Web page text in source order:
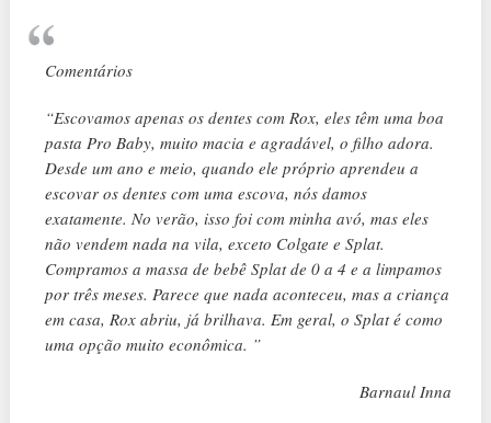
Comentários
“Escovamos apenas os dentes com Rox, eles têm uma boa
pasta Pro Baby, muito macia e agradável, o filho adora.
Desde um ano e meio, quando ele próprio aprendeu a
escovar os dentes com uma escova, nós damos
exatamente. No verão, isso foi com minha avó, mas eles
não vendem nada na vila, exceto Colgate e Splat.
Compramos a massa de bebê Splat de 0 a 4 e a limpamos
por três meses. Parece que nada aconteceu, mas a criança
em casa, Rox abriu, já brilhava. Em geral, o Splat é como
uma opção muito econômica. ”
Barnaul Inna